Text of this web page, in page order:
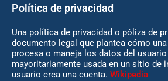
Política de privacidad
Una política de privacidad o póliza de
documento legal que plantea cómo
procesa o maneja los datos del
mayoritariamente usada en un sitio de
usuario crea una cuenta. Wikipedia